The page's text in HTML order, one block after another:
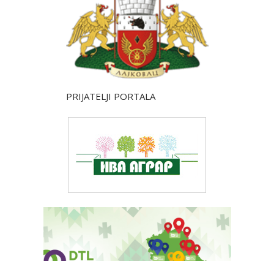
PRIJATELJI PORTALA